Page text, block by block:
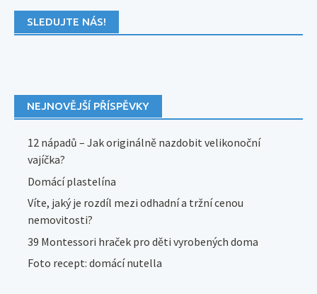
SLEDUJTE NÁS!
NEJNOVĚJŠÍ PŘÍSPĚVKY
12 nápadů – Jak originálně nazdobit velikonoční
vajíčka?
Domácí plastelína
Víte, jaký je rozdíl mezi odhadní a tržní cenou
nemovitosti?
39 Montessori hraček pro děti vyrobených doma
Foto recept: domácí nutella